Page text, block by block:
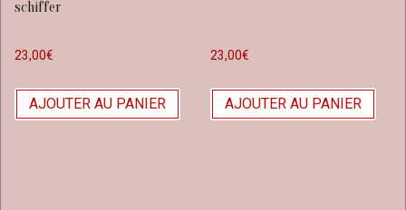
schiffer
23,00€
AJOUTER AU PANIER
23,00€
AJOUTER AU PANIER